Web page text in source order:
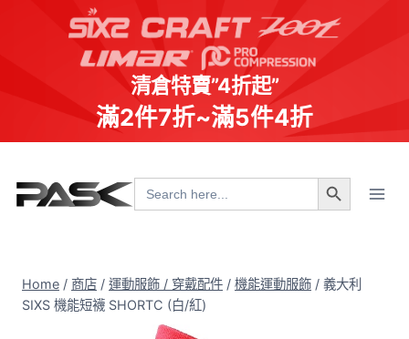
清倉特賣”4折起”
滿2件7折~滿5件4折
content
Search
for:
Search Button
Home / 商店 / 運動服飾 / 穿戴配件 / 機能運動服飾 / 義大利
SIXS 機能短襪 SHORTC (白/紅)